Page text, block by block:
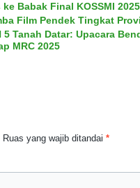
Babak Final KOSSMI 2025
Film Pendek Tingkat
Tanah Datar: Upacara
MRC 2025
Ruas yang wajib ditandai *